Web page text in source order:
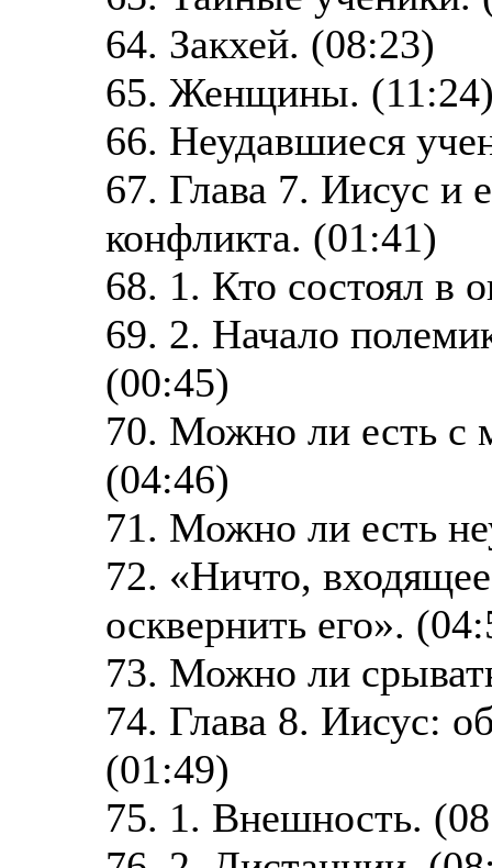
64. Закхей. (08:23)
65. Женщины.
66. Неудавшиеся
67. Глава 7. Иисус и
конфликта. (01:41)
68. 1. Кто состоял в
69. 2. Начало
(00:45)
70. Можно ли есть с
(04:46)
71. Можно ли есть
72. «Ничто,
осквернить его».
73. Можно ли
74. Глава 8. Иисус:
(01:49)
75. 1. Внешность.